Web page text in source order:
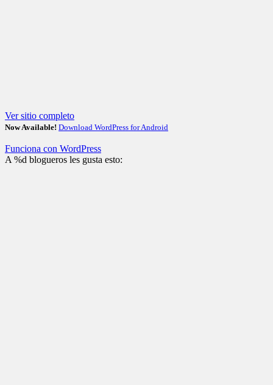
Ver sitio completo
Now Available! Download WordPress for Android
Funciona con WordPress
A%d blogueros les gusta esto: